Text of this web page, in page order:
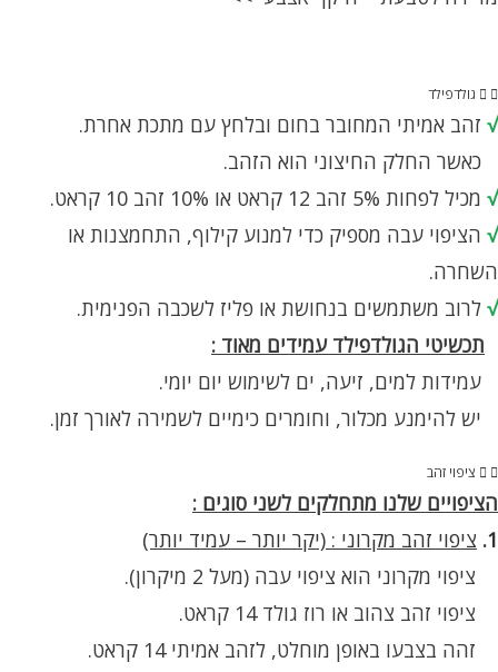
גולדפילד
√ זהב אמיתי המחובר בחום ובלחץ עם מתכת אחרת.
כאשר החלק החיצוני הוא הזהב.
√ מכיל לפחות 5% זהב 12 קראט או 10% זהב 10 קראט.
√ הציפוי עבה מספיק כדי למנוע קילוף, התחמצנות או
השחרה.
√ לרוב משתמשים בנחושת או פליז לשכבה הפנימית.
תכשיטי הגולדפילד עמידים מאוד :
עמידות למים, זיעה, ים לשימוש יום יומי.
יש להימנע מכלור, וחומרים כימיים לשמירה לאורך זמן.
ציפוי זהב
הציפויים שלנו מתחלקים לשני סוגים :
1. ציפוי זהב מקרוני : (יקר יותר – עמיד יותר)
ציפוי מקרוני הוא ציפוי עבה (מעל 2 מיקרון).
ציפוי זהב צהוב או רוז גולד 14 קראט.
זהה בצבעו באופן מוחלט, לזהב אמיתי 14 קראט.